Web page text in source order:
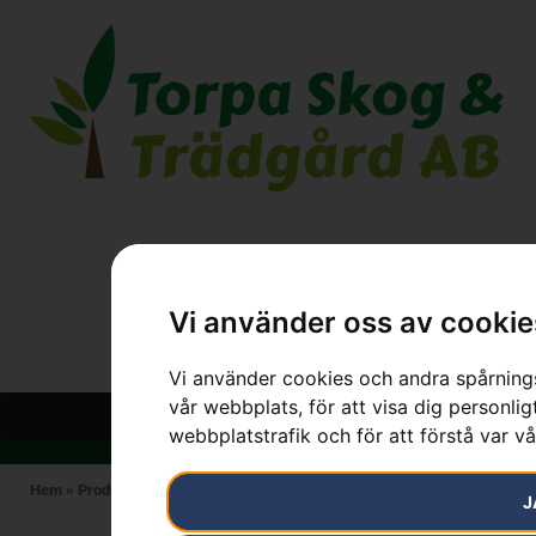
Vi använder oss av
Vi använder cookies och andra
vår webbplats, för att visa dig
webbplatstrafik och för att förstå var
Hem » Produkter STIHL